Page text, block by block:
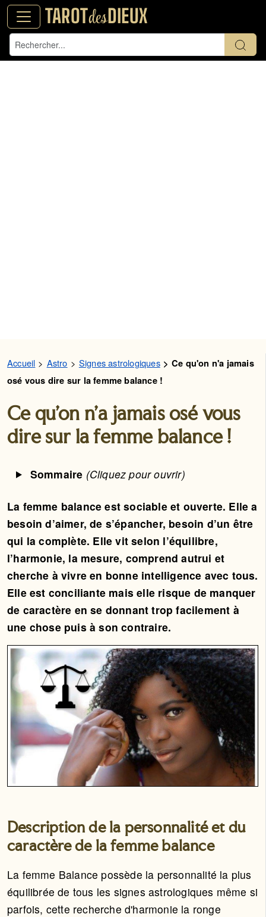
TAROTdesDIEUX
Accueil Astro Signes astrologiques
Ce qu'on n'a jamais
osé vous dire sur la femme balance !
Ce qu'on n'a jamais osé vous
dire sur la femme balance !
Sommaire (Cliquez pour ouvrir)
La femme balance est sociable et ouverte. Elle a
besoin d’aimer, de s’épancher, besoin d’un être
qui la complète. Elle vit selon l’équilibre,
l’harmonie, la mesure, comprend autrui et
cherche à vivre en bonne intelligence avec tous.
Elle est conciliante mais elle risque de manquer
de caractère en se donnant trop facilement à
une chose puis à son contraire.
Description de la personnalité et du
caractère de la femme balance
La femme Balance possède la personnalité la plus
équilibrée de tous les signes astrologiques même si
parfois, cette recherche d'harmonie la ronge